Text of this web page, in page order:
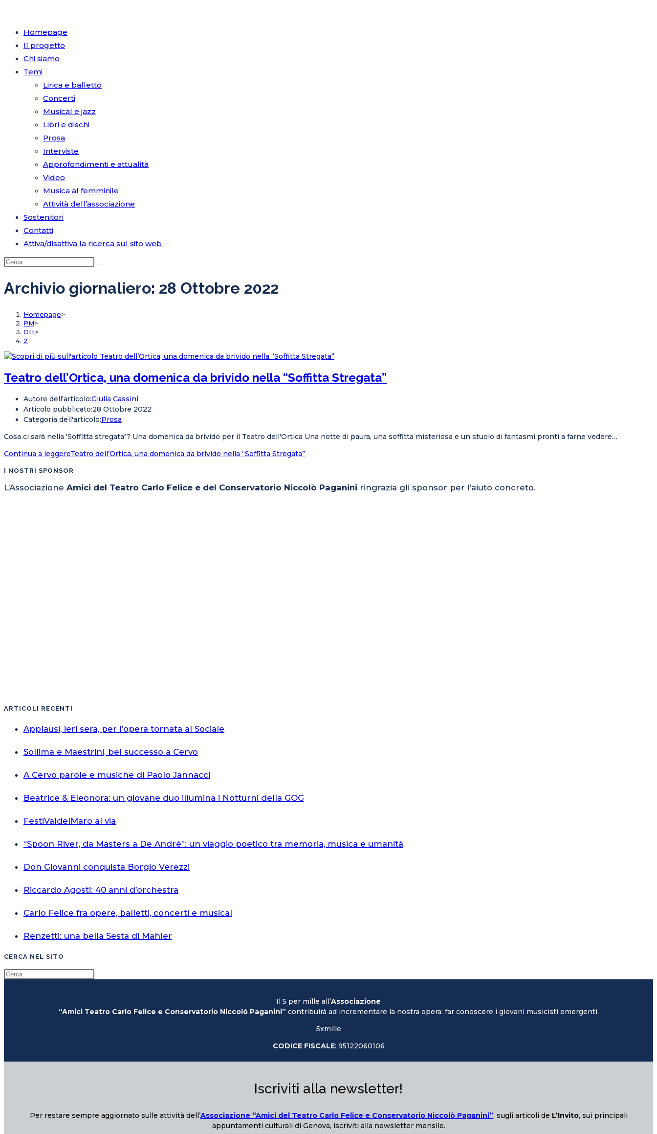
Homepage
Il progetto
Chi siamo
Temi
Lirica e balletto
Concerti
Musical e jazz
Libri e dischi
Prosa
Interviste
Approfondimenti e attualità
Video
Musica al femminile
Attività dell’associazione
Sostenitori
Contatti
Attiva/disattiva la ricerca sul sito web
Archivio giornaliero: 28 Ottobre 2022
Homepage>
PM>
Ott>
2
Teatro dell’Ortica, una domenica da brivido nella “Soffitta Stregata”
Autore dell'articolo:Giulia Cassini
Articolo pubblicato:28 Ottobre 2022
Categoria dell'articolo:Prosa
Cosa ci sarà nella 'Soffitta stregata"? Una domenica da brivido per il Teatro dell'Ortica Una notte di paura, una soffitta misteriosa e un stuolo di fantasmi pronti a farne vedere…
Continua a leggereTeatro dell’Ortica, una domenica da brivido nella “Soffitta Stregata”
I NOSTRI SPONSOR
L’Associazione Amici del Teatro Carlo Felice e del Conservatorio Niccolò Paganini ringrazia gli sponsor per l’aiuto concreto.
ARTICOLI RECENTI
Applausi, ieri sera, per l’opera tornata al Sociale
Sollima e Maestrini, bel successo a Cervo
A Cervo parole e musiche di Paolo Jannacci
Beatrice & Eleonora: un giovane duo illumina i Notturni della GOG
FestiValdelMaro al via
“Spoon River, da Masters a De André”: un viaggio poetico tra memoria, musica e umanità
Don Giovanni conquista Borgio Verezzi
Riccardo Agosti: 40 anni d’orchestra
Carlo Felice fra opere, balletti, concerti e musical
Renzetti: una bella Sesta di Mahler
CERCA NEL SITO
Il 5 per mille all’Associazione
“Amici Teatro Carlo Felice e Conservatorio Niccolò Paganini” contribuirà ad incrementare la nostra opera: far conoscere i giovani musicisti emergenti.
5xmille
CODICE FISCALE: 95122060106
Iscriviti alla newsletter!
Per restare sempre aggiornato sulle attività dell’Associazione “Amici del Teatro Carlo Felice e Conservatorio Niccolò Paganini”, sugli articoli de L’Invito, sui principali
appuntamenti culturali di Genova, iscriviti alla newsletter mensile.